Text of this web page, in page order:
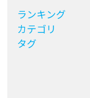
ランキング
カテゴリ
タグ